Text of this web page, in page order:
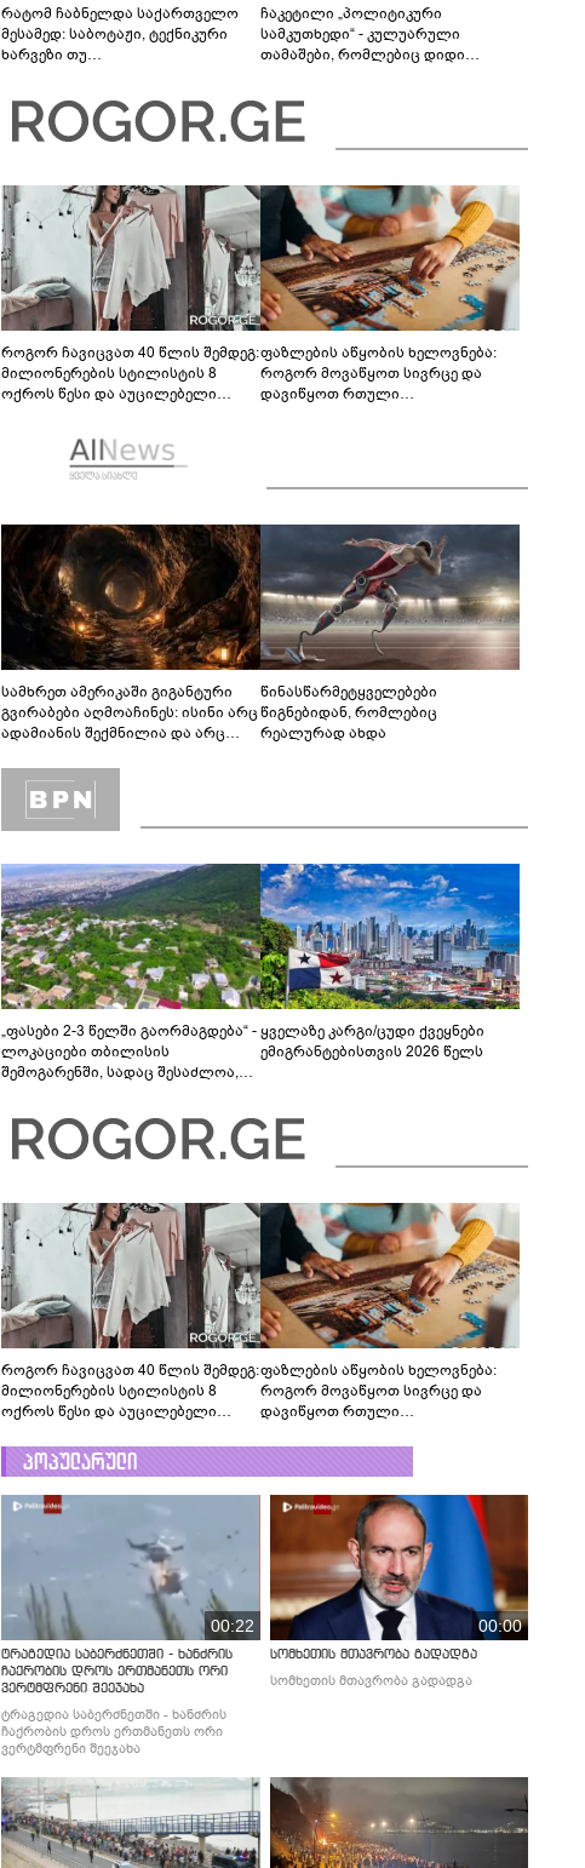
რატომ ჩაბნელდა საქართველო
მესამედ: საბოტაჟი, ტექნიკური
ხარვეზი თუ
ჩაკეტილი „პოლიტიკური
სამკუთხედი“ - კულუარული
თამაშები, რომლებიც დიდი
როგორ ჩავიცვათ 40 წლის შემდეგ:
მილიონერების სტილისტის 8
ოქროს წესი და აუცილებელი
ფაზლების აწყობის ხელოვნება:
როგორ მოვაწყოთ სივრცე და
დავიწყოთ რთული
სამხრეთ ამერიკაში გიგანტური
გვირაბები აღმოაჩინეს: ისინი არც
ადამიანის შექმნილია და არც
ლაბირინთები?
წინასწარმეტყველებები
წიგნებიდან, რომლებიც
რეალურად ახდა
„ფასები 2-3 წელში გაორმაგდება“ -
ლოკაციები თბილისის
შემოგარენში, სადაც შესაძლოა,
ყველაზე კარგი/ცუდი ქვეყნები
ემიგრანტებისთვის 2026 წელს
როგორ ჩავიცვათ 40 წლის შემდეგ:
მილიონერების სტილისტის 8
ოქროს წესი და აუცილებელი
ფაზლების აწყობის ხელოვნება:
როგორ მოვაწყოთ სივრცე და
დავიწყოთ რთული
მოშლის გარეშე
პოპულარული
00:22
ტრაგედია საბერძნეთში - ხანძრის
ჩაქრობის დროს ერთმანეთს ორი
ვერტმფრენი შეეჯახა
ტრაგედია საბერძნეთში - ხანძრის
ჩაქრობის დროს ერთმანეთს ორი
ვერტმფრენი შეეჯახა
00:00
სომხეთის მთავრობა გადადგა
სომხეთის მთავრობა გადადგა